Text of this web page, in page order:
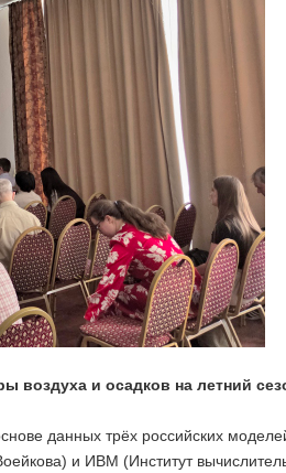
воздуха и осадков на летний
данных трёх российских
и ИВМ (Институт